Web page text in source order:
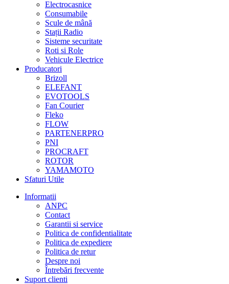
Electrocasnice
Consumabile
Scule de mână
Stații Radio
Sisteme securitate
Roti si Role
Vehicule Electrice
Producatori
Brizoll
ELEFANT
EVOTOOLS
Fan Courier
Fleko
FLOW
PARTENERPRO
PNI
PROCRAFT
ROTOR
YAMAMOTO
Sfaturi Utile
Informatii
ANPC
Contact
Garantii si service
Politica de confidentialitate
Politica de expediere
Politica de retur
Despre noi
Întrebări frecvente
Suport clienti